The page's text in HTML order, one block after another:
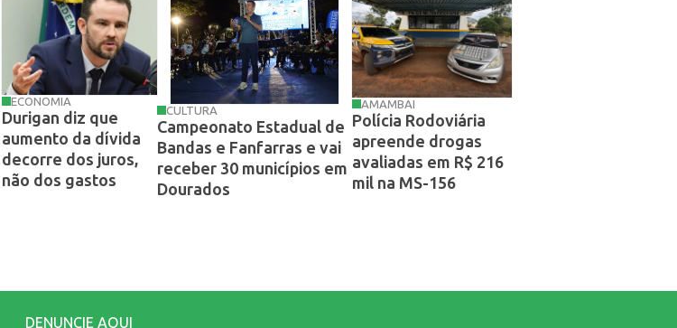
ECONOMIA
Durigan diz que
aumento da dívida
decorre dos juros,
não dos gastos
CULTURA
Campeonato Estadual de
Bandas e Fanfarras e vai
receber 30 municípios em
Dourados
AMAMBAI
Polícia Rodoviária
apreende drogas
avaliadas em R$ 216
mil na MS-156
DENUNCIE AQUI